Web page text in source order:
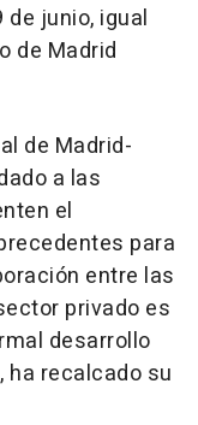
junio, igual
de Madrid
de Madrid-
a las
el
para
entre las
privado es
desarrollo
ha recalcado su